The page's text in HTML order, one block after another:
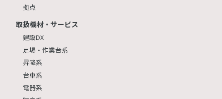
拠点
取扱機材・サービス
建設DX
足場・作業台系
昇降系
台車系
電器系